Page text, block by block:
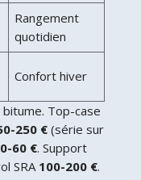
Rangement
quotidien
Confort hiver
Top-case
250 €(série sur
60 €. Support
SRA 100-200 €.